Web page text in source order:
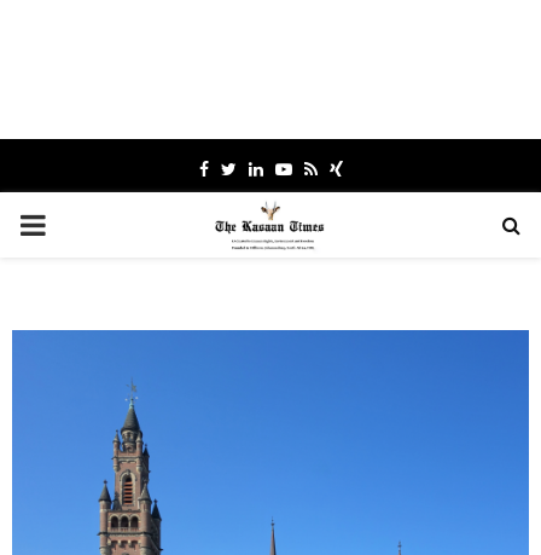
Facebook
TwitterLinkedinYoutube
RssXing
PRIMARY